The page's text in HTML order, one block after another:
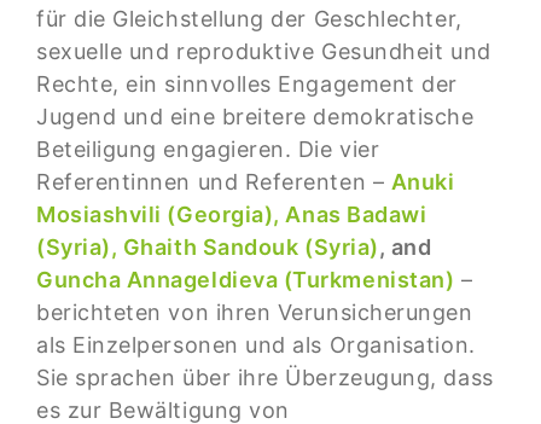
für die Gleichstellung der Geschlechter,
sexuelle und reproduktive Gesundheit und
Rechte, ein sinnvolles Engagement der
Jugend und eine breitere demokratische
Beteiligung engagieren. Die vier
Referentinnen und Referenten – Anuki
Mosiashvili (Georgia), Anas Badawi
(Syria), Ghaith Sandouk (Syria), and
Guncha Annageldieva (Turkmenistan) –
berichteten von ihren Verunsicherungen
als Einzelpersonen und als Organisation.
Sie sprachen über ihre Überzeugung, dass
es zur Bewältigung von